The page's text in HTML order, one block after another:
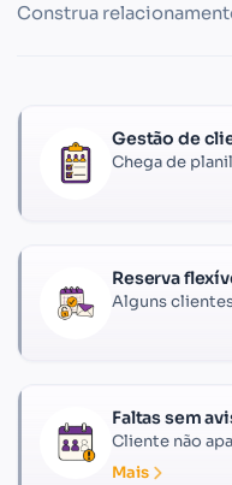
Construa
Gestão de
Chega de
Reserva
Alguns
Faltas sem
Cliente não
Mais